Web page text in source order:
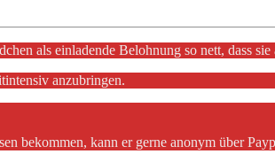
als einladende Belohnung so nett, dass
anzubringen.
bekommen, kann er gerne anonym über